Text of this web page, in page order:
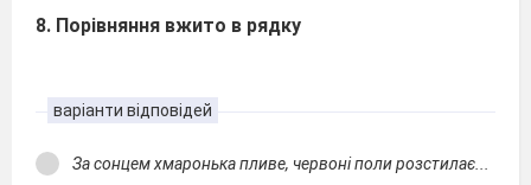
8. Порівняння вжито в рядку
варіанти відповідей
За сонцем хмаронька пливе, червоні поли розстилає...